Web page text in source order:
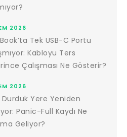
2026
Tek USB-C Portu
Kabloyu Ters
Çalışması Ne Gösterir?
2026
Durduk Yere Yeniden
Panic-Full Kaydı Ne
Geliyor?